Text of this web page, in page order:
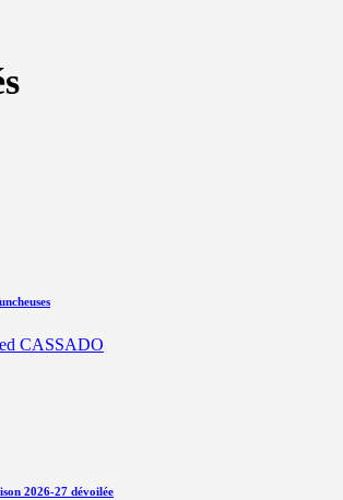
CASSADO
2026-27 dévoilée